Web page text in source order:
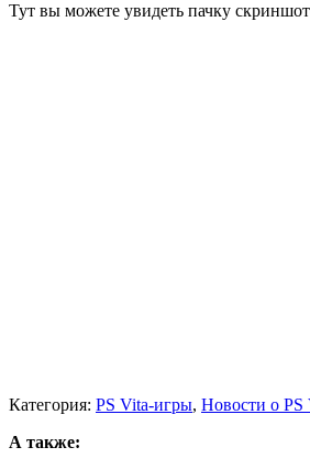
Тут вы можете увидеть пачку
Категория: PS Vita-игры, Новости о PS
А также: